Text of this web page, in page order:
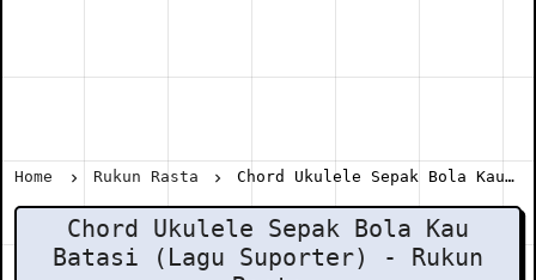
Home Rukun Rasta Chord Ukulele Sepak Bola Kau Batasi (Lagu Suporter) - Rukun Rasta
Chord Ukulele Sepak Bola Kau
Batasi (Lagu Suporter) - Rukun